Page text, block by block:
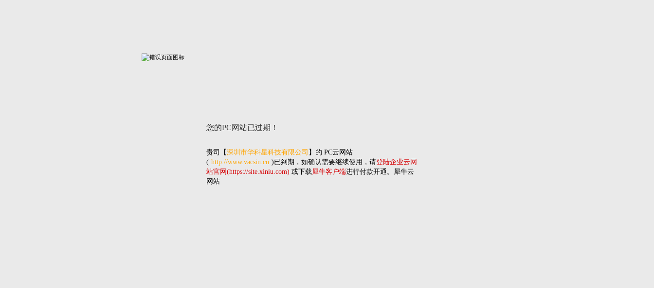
您的PC网站已过期！
贵司 【深圳市华科星科技有限公司 】的 PC云网站
( http://www.vacsin.cn )已到期，如确认需要继续使用，请登陆企业云网
站官网(https://site.xiniu.com) 或下载犀牛客户端进行付款开通。犀牛云
网站